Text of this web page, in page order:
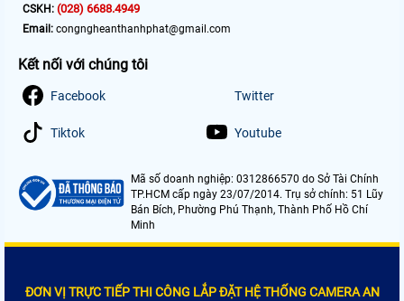
CSKH: (028) 6688.4949
Email: congngheanthanhphat@gmail.com
Kết nối với chúng tôi
Facebook Twitter
Tiktok Youtube
Mã số doanh nghiệp: 0312866570 do Sở Tài Chính
TP.HCM cấp ngày 23/07/2014. Trụ sở chính: 51 Lũy
Bán Bích, Phường Phú Thạnh, Thành Phố Hồ Chí
Minh
ĐƠN VỊ TRỰC TIẾP THI CÔNG LẮP ĐẶT HỆ THỐNG CAMERA AN